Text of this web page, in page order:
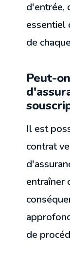
d'entrée,
essentiel
de
Peut-
Il est
contrat
entraîner
de